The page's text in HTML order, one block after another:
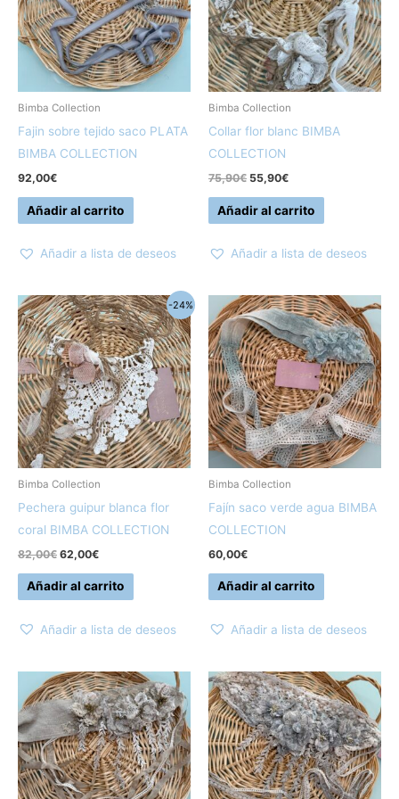
Bimba Collection
Fajin sobre tejido saco PLATA
BIMBA COLLECTION
92,00€
Añadir al carrito
Añadir a lista de deseos
Bimba Collection
Collar flor blanc BIMBA
COLLECTION
75,90€ 55,90€
Añadir al carrito
Añadir a lista de deseos
-24%
Bimba Collection
Pechera guipur blanca flor
coral BIMBA COLLECTION
82,00€
El
precio
original
era:
82,00€.
62,00€
El
precio
actual
es:
62,00€.
Añadir al carrito
Añadir a lista de deseos
Bimba Collection
Fajín saco verde agua BIMBA
COLLECTION
60,00€
Añadir al carrito
Añadir a lista de deseos